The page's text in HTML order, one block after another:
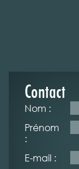
Contact
Nom :
Prénom
:
E-mail :